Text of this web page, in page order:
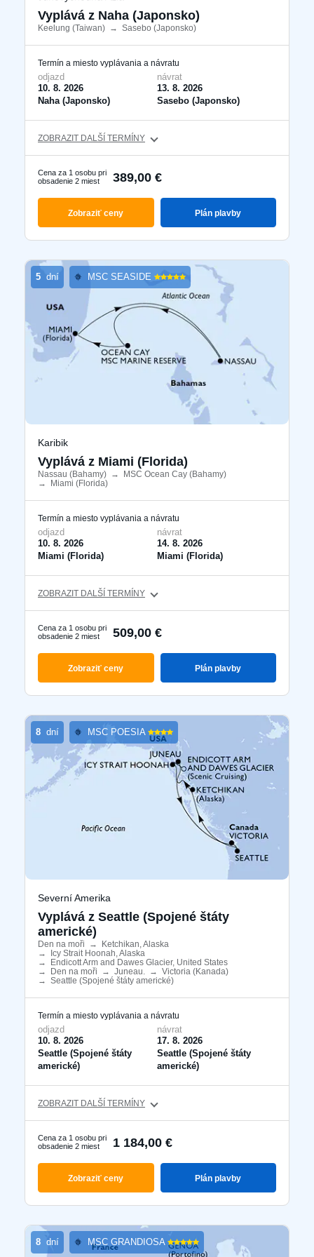
Ktorákoľvek
Vyhľadať zájazdy
Akčné plavby
Reset filtrů
Vyplává z Naha (Japonsko)
Keelung (Taiwan) → Sasebo (Japonsko)
Termín a miesto vyplávania a návratu
odjazd
10. 8. 2026
Naha (Japonsko)
návrat
13. 8. 2026
Sasebo (Japonsko)
ZOBRAZIT DALŠÍ TERMÍNY
Cena za 1 osobu pri
obsadenie 2 miest
389,00 €
Zobraziť ceny Plán plavby
5dní MSC SEASIDE
Karibik
Vyplává z Miami (Florida)
Nassau (Bahamy) → MSC Ocean Cay (Bahamy)
→ Miami (Florida)
Termín a miesto vyplávania a návratu
odjazd
10. 8. 2026
Miami (Florida)
návrat
14. 8. 2026
Miami (Florida)
ZOBRAZIT DALŠÍ TERMÍNY
Cena za 1 osobu pri
obsadenie 2 miest
509,00 €
Zobraziť ceny Plán plavby
8dní MSC POESIA
Severní Amerika
Vyplává z Seattle (Spojené štáty
americké)
Den na moři → Ketchikan, Alaska
→ Icy Strait Hoonah, Alaska
→ Endicott Arm and Dawes Glacier, United States
→ Den na moři → Juneau. → Victoria (Kanada)
→ Seattle (Spojené štáty americké)
Termín a miesto vyplávania a návratu
odjazd
10. 8. 2026
Seattle (Spojené štáty
americké)
návrat
17. 8. 2026
Seattle (Spojené štáty
americké)
ZOBRAZIT DALŠÍ TERMÍNY
Cena za 1 osobu pri
obsadenie 2 miest
1 184,00 €
Zobraziť ceny Plán plavby
8dní MSC GRANDIOSA